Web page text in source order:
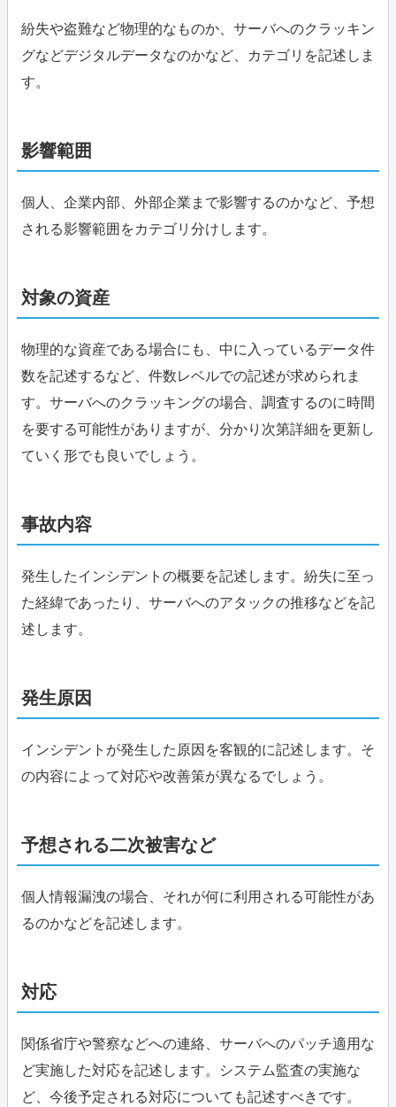
紛失や盗難など物理的なものか、サーバへのクラッキン
グなどデジタルデータなのかなど、カテゴリを記述しま
す。
影響範囲
個人、企業内部、外部企業まで影響するのかなど、予想
される影響範囲をカテゴリ分けします。
対象の資産
物理的な資産である場合にも、中に入っているデータ件
数を記述するなど、件数レベルでの記述が求められま
す。サーバへのクラッキングの場合、調査するのに時間
を要する可能性がありますが、分かり次第詳細を更新し
ていく形でも良いでしょう。
事故内容
発生したインシデントの概要を記述します。紛失に至っ
た経緯であったり、サーバへのアタックの推移などを記
述します。
発生原因
インシデントが発生した原因を客観的に記述します。そ
の内容によって対応や改善策が異なるでしょう。
予想される二次被害など
個人情報漏洩の場合、それが何に利用される可能性があ
るのかなどを記述します。
対応
関係省庁や警察などへの連絡、サーバへのパッチ適用な
ど実施した対応を記述します。システム監査の実施な
ど、今後予定される対応についても記述すべきです。